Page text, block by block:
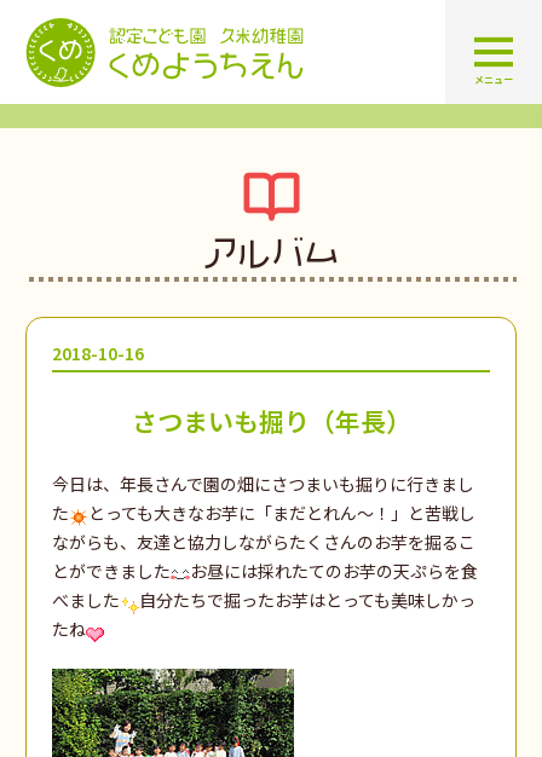
認定こども園 学校法人久米幼
メニュー
アルバム
2018-10-16
さつまいも掘り（年長）
今日は、年長さんで園の畑にさつまいも掘りに行きまし
た
とっても大きなお芋に「まだとれん～！」と苦戦し
ながらも、友達と協力しながらたくさんのお芋を掘るこ
とができました
お昼には採れたてのお芋の天ぷらを食
べました
自分たちで掘ったお芋はとっても美味しかっ
たね